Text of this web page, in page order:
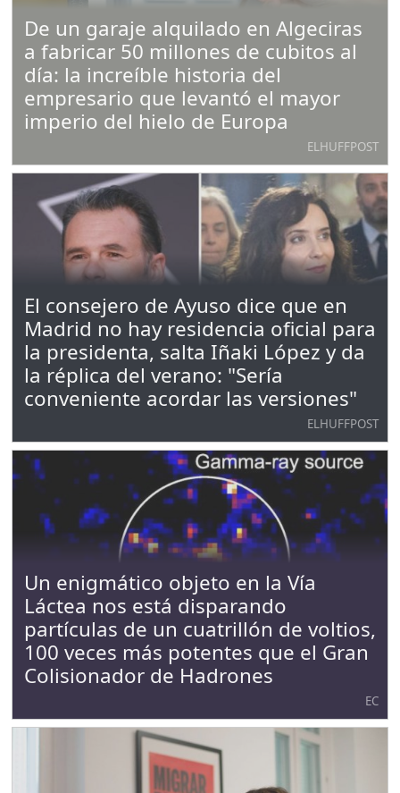
De un garaje alquilado en Algeciras
a fabricar 50 millones de cubitos al
día: la increíble historia del
empresario que levantó el mayor
imperio del hielo de Europa
ELHUFFPOST
El consejero de Ayuso dice que en
Madrid no hay residencia oficial para
la presidenta, salta Iñaki López y da
la réplica del verano: "Sería
conveniente acordar las versiones"
ELHUFFPOST
Un enigmático objeto en la Vía
Láctea nos está disparando
partículas de un cuatrillón de voltios,
100 veces más potentes que el Gran
Colisionador de Hadrones
EC